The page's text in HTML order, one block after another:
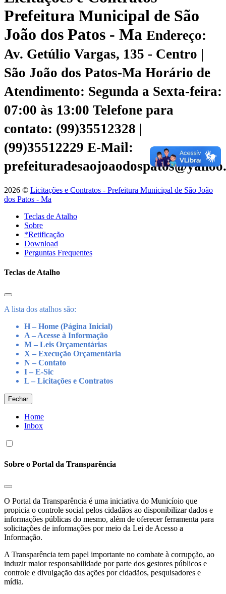
Prefeitura Municipal de São
João dos Patos - Ma Endereço:
Av. Getúlio Vargas, 135 - Centro |
São João dos Patos-Ma Horário de
Atendimento: Segunda a Sexta-feira:
07:00 às 13:00 Telefone para
contato: (99)35512328 |
(99)35512229 E-Mail:
2026 © Licitações e Contratos - Prefeitura Municipal de São João
dos Patos - Ma
Teclas de Atalho
Sobre
*Retificação
Download
Perguntas Frequentes
Teclas de Atalho
A lista dos atalhos são:
H – Home (Página Inicial)
A – Acesse à Informação
M – Leis Orçamentárias
X – Execução Orçamentária
N – Contato
I – E-Sic
L – Licitações e Contratos
Fechar
Home
Inbox
Sobre o Portal da Transparência
O Portal da Transparência é uma iniciativa do Municíoio que
propicia o controle social pelos cidadãos ao disponibilizar dados e
informações públicas do mesmo, além de oferecer ferramenta para
solicitações de informações por meio da Lei de Acesso a
Informação.
A Transparência tem papel importante no combate à corrupção, ao
induzir maior responsabilidade por parte dos gestores públicos e
controle e divulgação das ações por cidadãos, pesquisadores e
mídia.